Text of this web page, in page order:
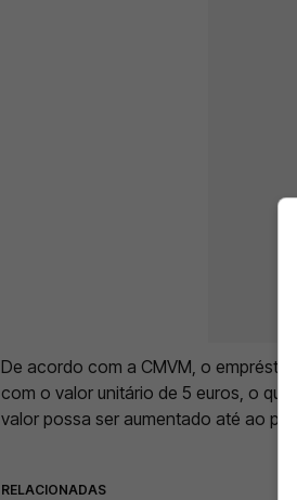
De acordo com a CMVM, o
com o valor unitário de 5 euros, o
valor possa ser aumentado até ao
RELACIONADAS